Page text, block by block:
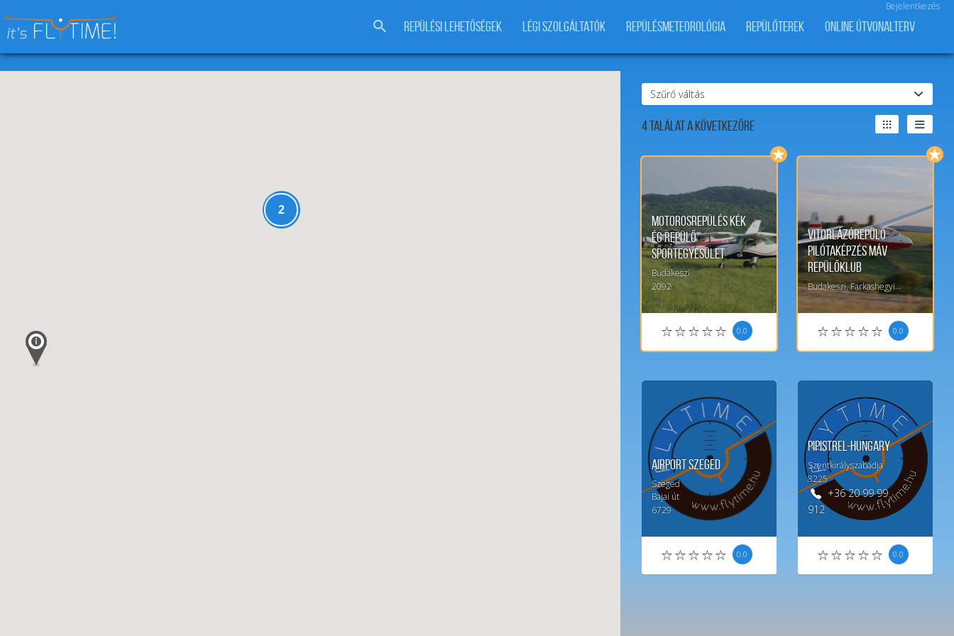
Bejelentkezés
REPÜLÉSI LEHETŐSÉGEK LÉGI SZOLGÁLTATÓK REPÜLÉSMETEOROLÓGIA REPÜLŐTEREK ONLINE ÚTVONALTERV
Keresés:
2
Szűrő váltás
4Találat a következőre
Motorosrepülés Kék
Ég Repülő
Sportegyesület
Budakeszi
2092
0.0
Vitorlázórepülő
pilótaképzés MÁV
Repülőklub
Budakeszi, Farkashegyi repülőtér
0.0
Airport Szeged
Szeged
Bajai út
6729
0.0
Pipistrel-Hungary
Szentkirályszabadja
8225
+36 20 99 99
912
0.0